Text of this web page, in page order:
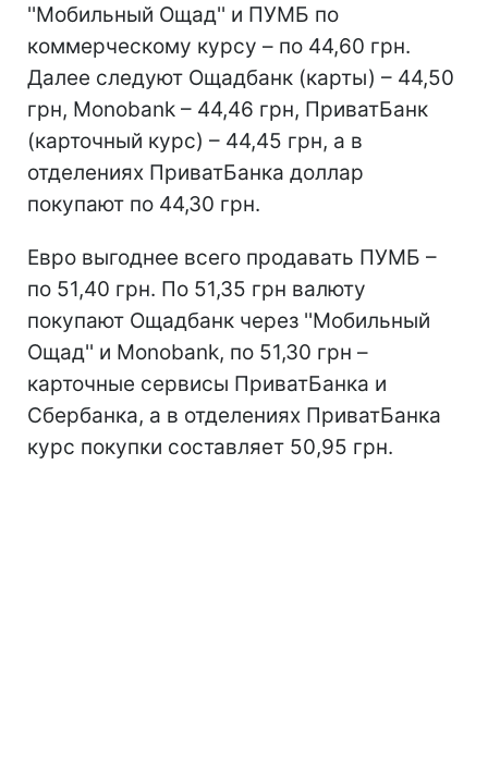
''Мобильный Ощад'' и ПУМБ по
коммерческому курсу – по 44,60 грн.
Далее следуют Ощадбанк (карты) – 44,50
грн, Monobank – 44,46 грн, ПриватБанк
(карточный курс) – 44,45 грн, а в
отделениях ПриватБанка доллар
покупают по 44,30 грн.
Евро выгоднее всего продавать ПУМБ –
по 51,40 грн. По 51,35 грн валюту
покупают Ощадбанк через ''Мобильный
Ощад'' и Monobank, по 51,30 грн –
карточные сервисы ПриватБанка и
Сбербанка, а в отделениях ПриватБанка
курс покупки составляет 50,95 грн.